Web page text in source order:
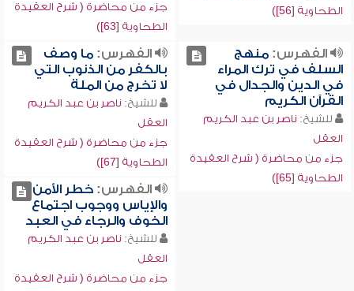
الطحاوية [56])
جزء من محاضرة ( شرح العقيدة
الطحاوية [63])
الفهرس:منهج
السلف في ترك المراء
في الدين والجدال في
القرآن الكريم
للشيخ: ناصر بن عبد الكريم
العقل
جزء من محاضرة ( شرح العقيدة
الطحاوية [65])
الفهرس:ما وصف
بالكفر من الذنوب التي
لا تخرج من الملة
للشيخ: ناصر بن عبد الكريم
العقل
جزء من محاضرة ( شرح العقيدة
الطحاوية [67])
الفهرس:خطر الأمن
والإياس ووجوب اجتماع
الخوف والرجاء في العبد
للشيخ: ناصر بن عبد الكريم
العقل
جزء من محاضرة ( شرح العقيدة